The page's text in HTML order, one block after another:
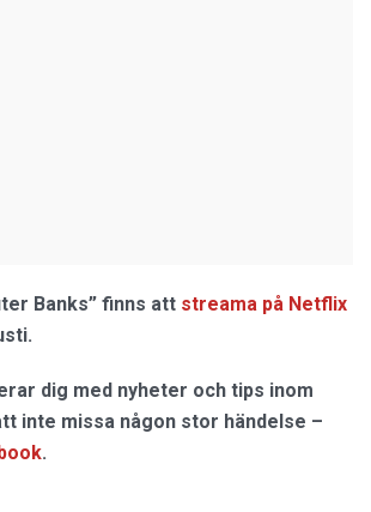
Banks” finns att streama på Netflix
dig med nyheter och tips inom
inte missa någon stor händelse –
.